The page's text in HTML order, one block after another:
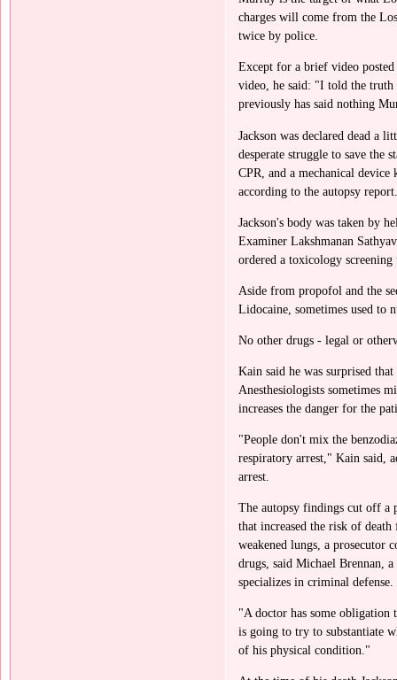
charges will come from the
twice by police.
Except for a brief video
video, he said: "I told the
previously has said nothing
Jackson was declared dead a
desperate struggle to save the
CPR, and a mechanical
according to the autopsy
Jackson's body was taken by
Examiner Lakshmanan
ordered a toxicology
Aside from propofol and the
Lidocaine, sometimes used to
No other drugs - legal or
Kain said he was surprised
Anesthesiologists sometimes
increases the danger for the
"People don't mix the
respiratory arrest," Kain said,
arrest.
The autopsy findings cut off a
that increased the risk of
weakened lungs, a prosecutor
drugs, said Michael Brennan,
specializes in criminal defense.
"A doctor has some
is going to try to substantiate
of his physical condition."